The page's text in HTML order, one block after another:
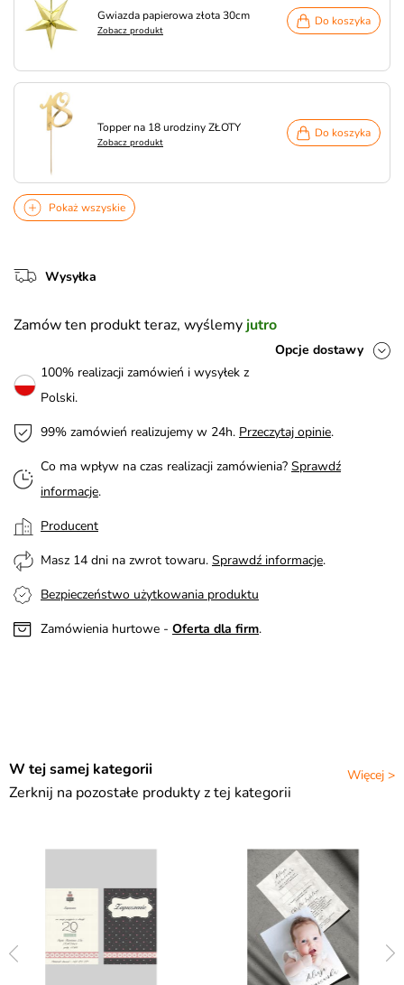
Gwiazda papierowa złota 30cm
Zobacz produkt
Do koszyka
Topper na 18 urodziny ZŁOTY
Zobacz produkt
Do koszyka
Pokaż wszyskie
Wysyłka
Zamów ten produkt teraz, wyślemy jutro
Opcje dostawy
100% realizacji zamówień i wysyłek z
Polski.
99% zamówień realizujemy w 24h. Przeczytaj opinie.
Co ma wpływ na czas realizacji zamówienia? Sprawdź
informacje.
Producent
Masz 14 dni na zwrot towaru. Sprawdź informacje.
Bezpieczeństwo użytkowania produktu
Zamówienia hurtowe - Oferta dla firm.
Więcej >
W tej samej kategorii
Zerknij na pozostałe produkty z tej kategorii